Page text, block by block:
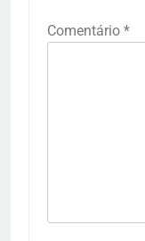
Comentário *